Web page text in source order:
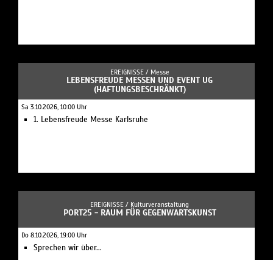
EREIGNISSE / Messe
LEBENSFREUDE MESSEN UND EVENT UG
(HAFTUNGSBESCHRÄNKT)
Sa 3.10.2026, 10:00 Uhr
1. Lebensfreude Messe Karlsruhe
EREIGNISSE / Kulturveranstaltung
PORT25 - RAUM FÜR GEGENWARTSKUNST
Do 8.10.2026, 19:00 Uhr
Sprechen wir über...